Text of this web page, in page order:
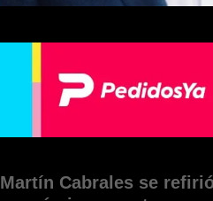
Martín Cabrales se